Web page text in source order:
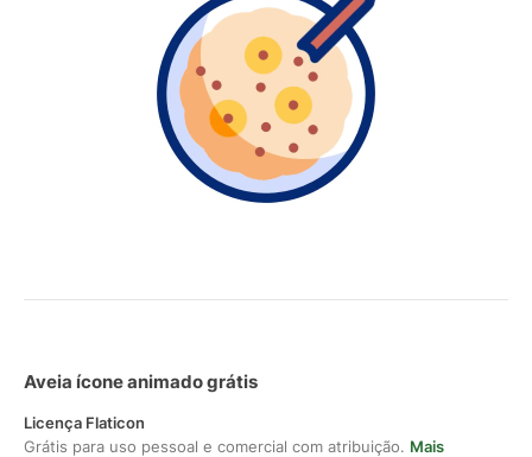
Aveia ícone animado grátis
Licença Flaticon
Grátis para uso pessoal e comercial com atribuição. Mais